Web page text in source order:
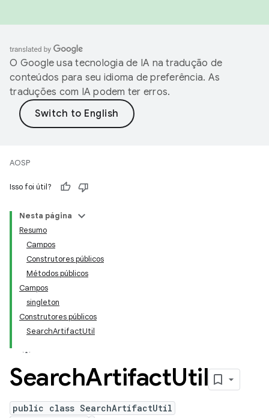
O Google usa tecnologia de IA na tradução de
conteúdos para seu idioma de preferência. As
traduções com IA podem ter erros.
AOSP
Isso foi útil?
Nesta página
Resumo
Campos
Construtores públicos
Métodos públicos
Campos
singleton
Construtores públicos
SearchArtifactUtil
SearchArtifactUtil
public class SearchArtifactUtil